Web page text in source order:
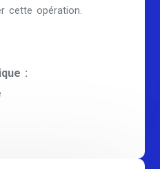
cette opération.
: